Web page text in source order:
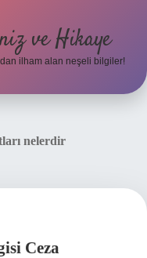
ve Hikaye
ilham alan neşeli bilgiler!
nelerdir
Ceza